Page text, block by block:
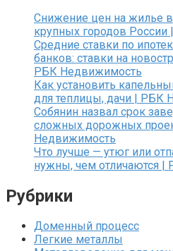
Снижение цен на жилье
крупных городов
Средние ставки по
банков: ставки на
РБК Недвижимость
Как установить
для теплицы, дачи | РБК
Собянин назвал срок
сложных дорожных
Недвижимость
Что лучше — утюг или
нужны, чем отличаются
Рубрики
Доменный процесс
Легкие металлы